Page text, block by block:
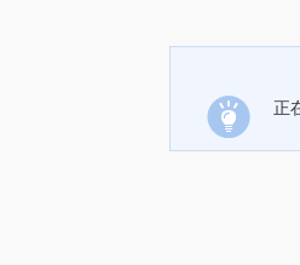
正